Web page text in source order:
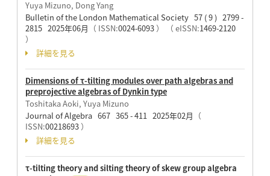
Yuya Mizuno, Dong Yang
Bulletin of the London Mathematical Society 57 ( 9 ) 2799 -
2815 2025年06月 （ ISSN:0024-6093） （ eISSN:1469-2120
）
詳細を見る
Dimensions of τ-tilting modules over path algebras and
preprojective algebras of Dynkin type
Toshitaka Aoki, Yuya Mizuno
Journal of Algebra 667 365 - 411 2025年02月 （
ISSN:00218693）
詳細を見る
τ-tilting theory and silting theory of skew group algebra